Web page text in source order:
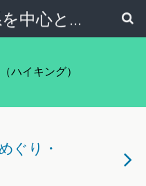
北海道大雪山系を中心とした登山・自然ガイド｜大雪山倶楽部ブログ
ハイキング）
ぐり・